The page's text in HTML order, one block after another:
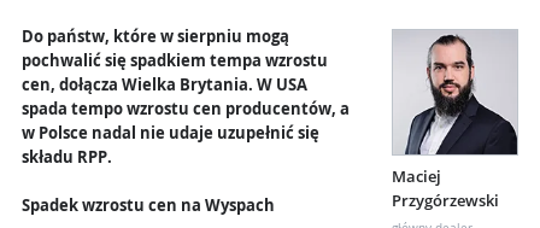
Maciej
Przygórzewski
Do państw, które w sierpniu mogą
pochwalić się spadkiem tempa wzrostu
cen, dołącza Wielka Brytania. W USA
spada tempo wzrostu cen producentów, a
w Polsce nadal nie udaje uzupełnić się
składu RPP.
Spadek wzrostu cen na Wyspach